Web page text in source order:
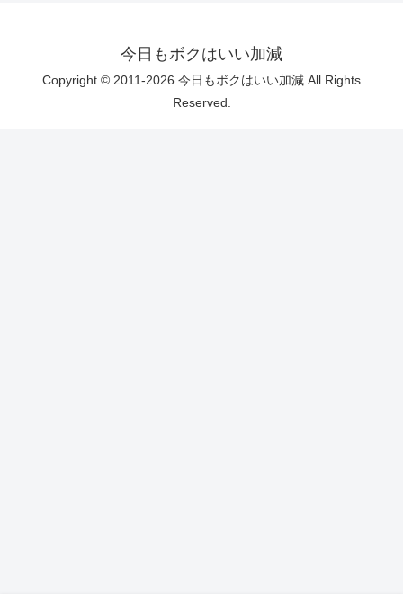
今日もボクはいい加減
Copyright © 2011-2026 今日もボクはいい加減 All Rights
Reserved.